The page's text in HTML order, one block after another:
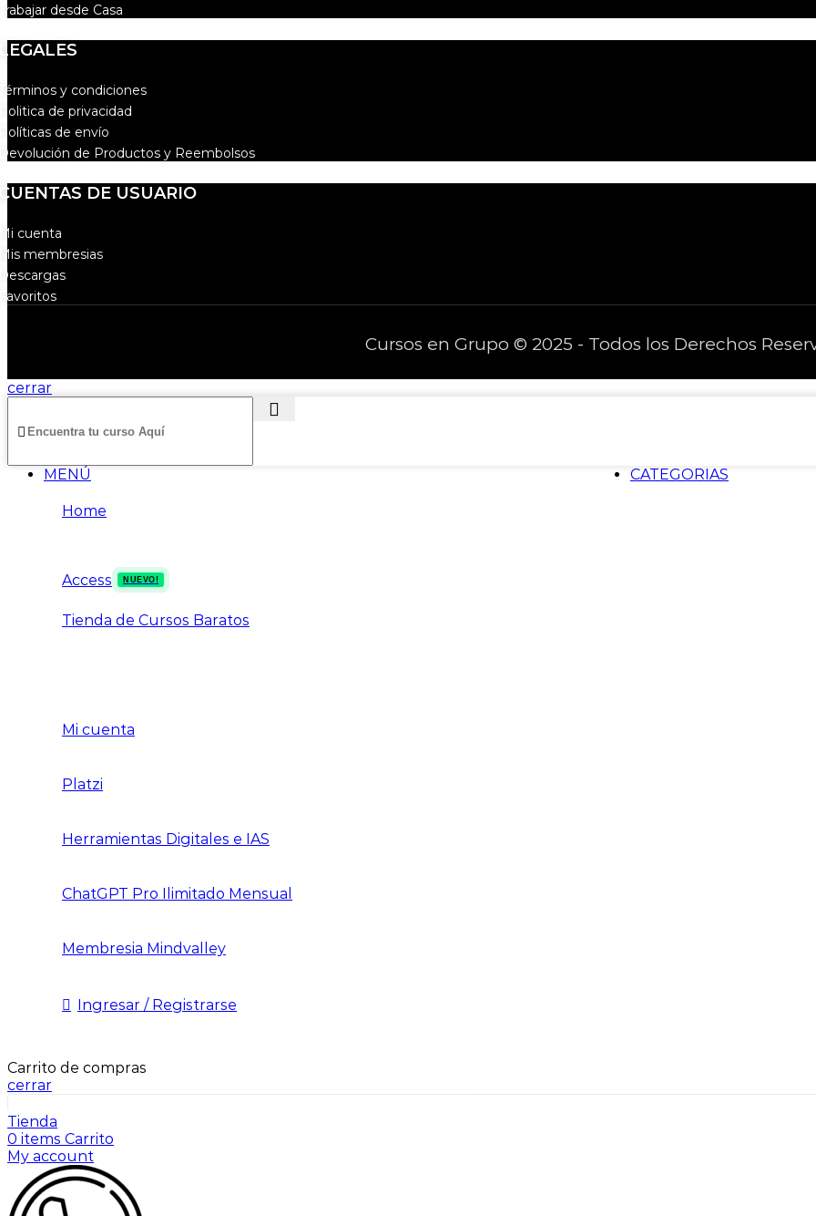
desde Casa
y condiciones
de privacidad
de envío
de Productos y Reembolsos
DE USUARIO
cuenta
membresias
Cursos en Grupo © 2025 - Todos los Derechos
cerrar
MENÚ CATEGORIAS
Home
Access NUEVO!
Tienda de Cursos Baratos
Mi cuenta
Platzi
Herramientas Digitales e IAS
ChatGPT Pro Ilimitado Mensual
Membresia Mindvalley
Ingresar / Registrarse
Carrito de compras
cerrar
Tienda
0 items Carrito
My account